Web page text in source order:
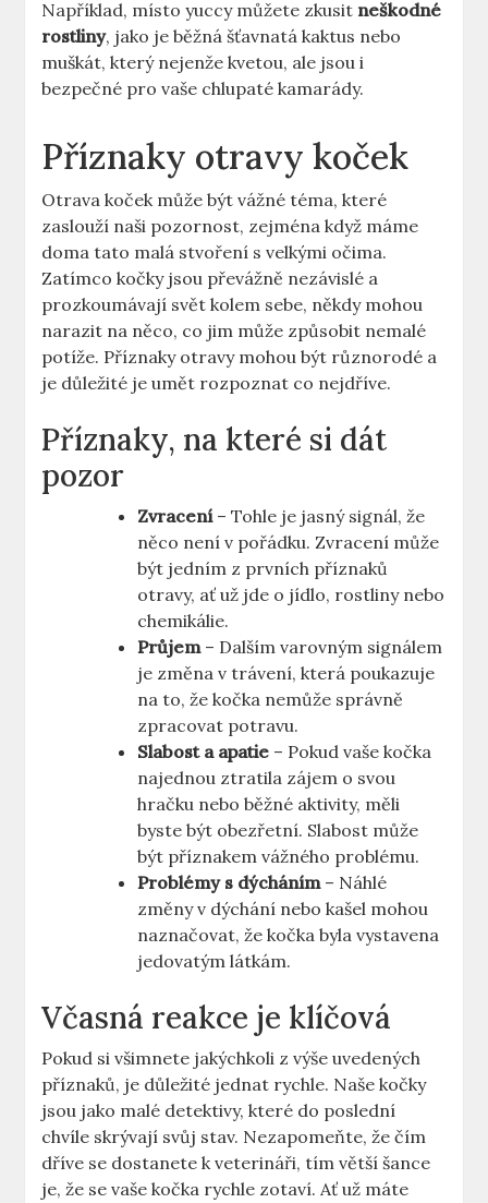
Například, místo yuccy můžete zkusit neškodné
rostliny, jako je běžná šťavnatá kaktus nebo
muškát, který nejenže kvetou, ale jsou i
bezpečné pro vaše chlupaté kamarády.
Příznaky otravy koček
Otrava koček může být vážné téma, které
zaslouží naši pozornost, zejména když máme
doma tato malá stvoření s velkými očima.
Zatímco kočky jsou převážně nezávislé a
prozkoumávají svět kolem sebe, někdy mohou
narazit na něco, co jim může způsobit nemalé
potíže. Příznaky otravy mohou být různorodé a
je důležité je umět rozpoznat co nejdříve.
Příznaky, na které si dát
pozor
Zvracení– Tohle je jasný signál, že
něco není v pořádku. Zvracení může
být jedním z prvních příznaků
otravy, ať už jde o jídlo, rostliny nebo
chemikálie.
Průjem– Dalším varovným signálem
je změna v trávení, která poukazuje
na to, že kočka nemůže správně
zpracovat potravu.
Slabost a apatie – Pokud vaše kočka
najednou ztratila zájem o svou
hračku nebo běžné aktivity, měli
byste být obezřetní. Slabost může
být příznakem vážného problému.
Problémy s dýcháním– Náhlé
změny v dýchání nebo kašel mohou
naznačovat, že kočka byla vystavena
jedovatým látkám.
Včasná reakce je klíčová
Pokud si všimnete jakýchkoli z výše uvedených
příznaků, je důležité jednat rychle. Naše kočky
jsou jako malé detektivy, které do poslední
chvíle skrývají svůj stav. Nezapomeňte, že čím
dříve se dostanete k veterináři, tím větší šance
je, že se vaše kočka rychle zotaví. Ať už máte